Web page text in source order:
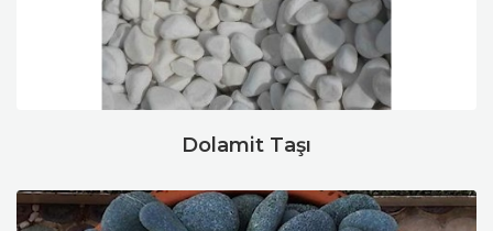
Dolamit Taşı